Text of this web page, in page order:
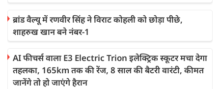
ब्रांड वैल्यू में रणवीर सिंह ने विराट कोहली को छोड़ा पीछे,
शाहरुख खान बने नंबर-1
AI फीचर्स वाला E3 Electric Trion इलेक्ट्रिक स्कूटर मचा देगा
तहलका, 165km तक की रेंज, 8 साल की बैटरी वारंटी, कीमत
जानेंगे तो हो जाएंगे हैरान